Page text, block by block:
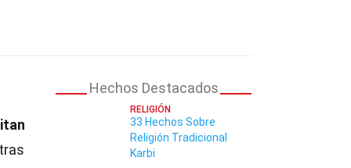
Hechos Destacados
RELIGIÓN
33 Hechos Sobre
Religión Tradicional
Karbi